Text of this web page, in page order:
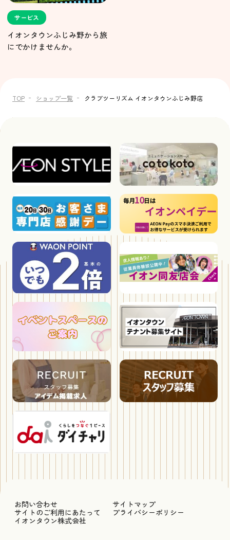
サービス
イオンタウンふじみ野から旅
にでかけませんか。
TOP ショップ一覧 クラブツーリズム イオンタウンふじみ野店
お問い合わせ
サイトマップ
サイトのご利用にあたって
プライバシーポリシー
イオンタウン株式会社